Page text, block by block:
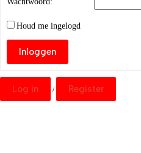
Houd me ingelogd
Inloggen
Log in / Register